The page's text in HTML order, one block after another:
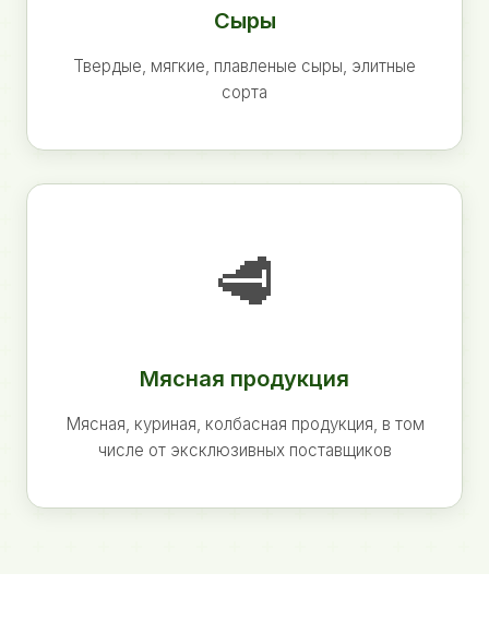
Сыры
Твердые, мягкие, плавленые сыры, элитные
сорта
🥩
Мясная продукция
Мясная, куриная, колбасная продукция, в том
числе от эксклюзивных поставщиков